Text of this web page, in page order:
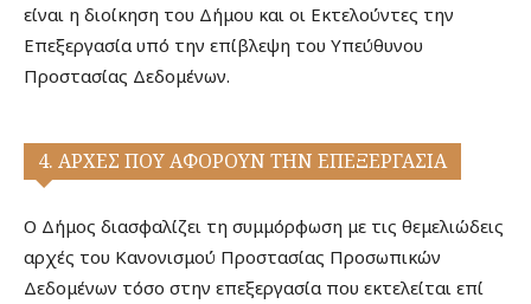
είναι η διοίκηση του Δήμου και οι Εκτελούντες την
Επεξεργασία υπό την επίβλεψη του Υπεύθυνου
Προστασίας Δεδομένων.
4. ΑΡΧΕΣ ΠΟΥ ΑΦΟΡΟΥΝ ΤΗΝ ΕΠΕΞΕΡΓΑΣΙΑ
Ο Δήμος διασφαλίζει τη συμμόρφωση με τις θεμελιώδεις
αρχές του Κανονισμού Προστασίας Προσωπικών
Δεδομένων τόσο στην επεξεργασία που εκτελείται επί